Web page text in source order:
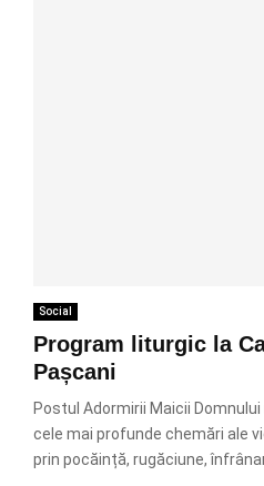
Social
Program liturgic la
Pașcani
Postul Adormirii Maicii
cele mai profunde chemări ale
prin pocăință, rugăciune,